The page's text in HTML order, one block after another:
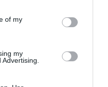
purposes in below Google
of my
my